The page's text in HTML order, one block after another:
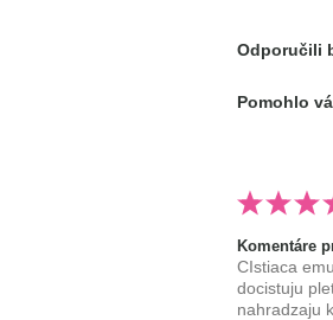
prípravku?
Odporučili
Pomohlo
Komentáre
CIstiaca
docistuju
nahradzaju